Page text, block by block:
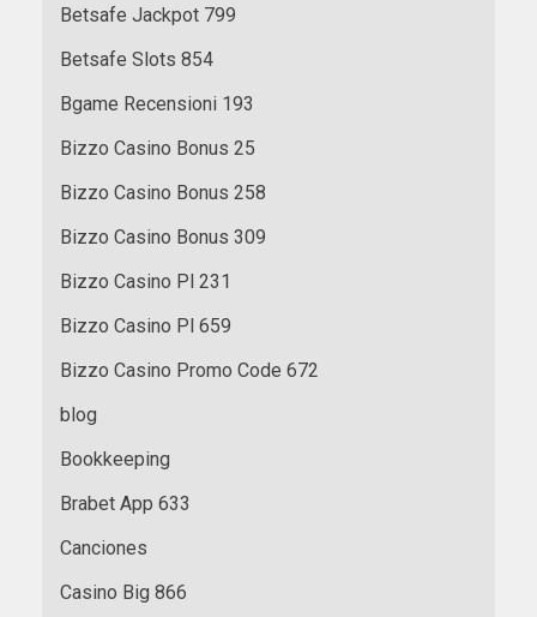
Betsafe Jackpot 799
Betsafe Slots 854
Bgame Recensioni 193
Bizzo Casino Bonus 25
Bizzo Casino Bonus 258
Bizzo Casino Bonus 309
Bizzo Casino Pl 231
Bizzo Casino Pl 659
Bizzo Casino Promo Code 672
blog
Bookkeeping
Brabet App 633
Canciones
Casino Big 866